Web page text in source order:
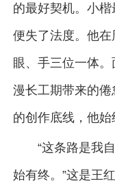
的最好契机。小
便失了法度。他在
眼、手三位一体
漫长工期带来的
的创作底线，他始
“这条路是我
始有终。”这是王